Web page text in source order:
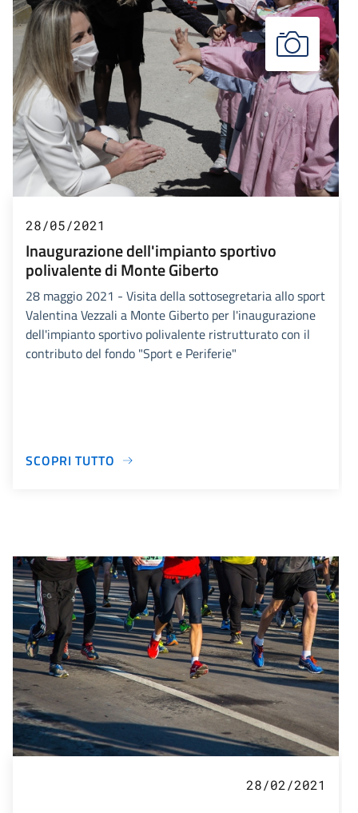
28/05/2021
Inaugurazione dell'impianto sportivo
polivalente di Monte Giberto
28 maggio 2021 - Visita della sottosegretaria allo sport
Valentina Vezzali a Monte Giberto per l'inaugurazione
dell'impianto sportivo polivalente ristrutturato con il
contributo del fondo "Sport e Periferie"
SCOPRI TUTTO
28/02/2021